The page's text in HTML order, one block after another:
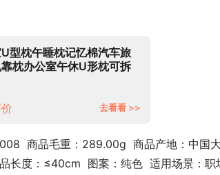
型枕午睡枕记忆棉汽车旅
枕办公室午休U形枕可拆
去看看 >>
商品毛重：289.00g  商品产地：中国
长度：≤40cm  图案：纯色  适用场景：职